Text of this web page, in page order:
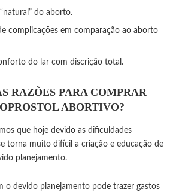
do aborto.
complicações em comparação ao aborto
do lar com discrição total.
RAZÕES PARA COMPRAR
ABORTIVO?
que hoje devido as dificuldades
torna muito difícil a criação e educação de
planejamento.
o devido planejamento pode trazer gastos